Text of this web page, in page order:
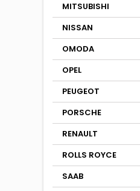
MITSUBISHI
NISSAN
OMODA
OPEL
PEUGEOT
PORSCHE
RENAULT
ROLLS ROYCE
SAAB